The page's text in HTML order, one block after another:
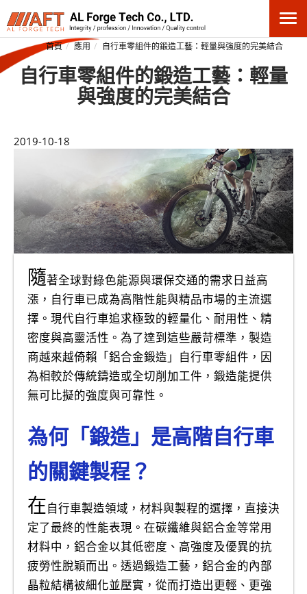
首頁 應用 自行車零組件的鍛造工藝：輕量與強度的完美結合
自行車零組件的鍛造工藝：輕量
與強度的完美結合
2019-10-18
隨著全球對綠色能源與環保交通的需求日益高
漲，自行車已成為高階性能與精品市場的主流選
擇。現代自行車追求極致的輕量化、耐用性、精
密度與高靈活性。為了達到這些嚴苛標準，製造
商越來越倚賴「鋁合金鍛造」自行車零組件，因
為相較於傳統鑄造或全切削加工件，鍛造能提供
無可比擬的強度與可靠性。
為何「鍛造」是高階自行車
的關鍵製程？
在自行車製造領域，材料與製程的選擇，直接決
定了最終的性能表現。在碳纖維與鋁合金等常用
材料中，鋁合金以其低密度、高強度及優異的抗
疲勞性脫穎而出。透過鍛造工藝，鋁合金的內部
晶粒結構被細化並壓實，從而打造出更輕、更強